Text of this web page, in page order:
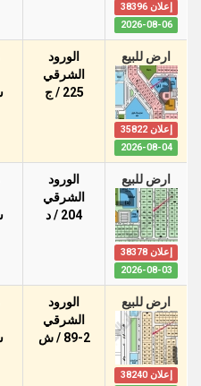
إعلان 38396
2026-08-06
ارض للبيع
إعلان 35822
2026-08-04
الورود
الشرقي
225 / ج
ارض للبيع
إعلان 38378
2026-08-03
الورود
الشرقي
204 / د
ارض للبيع
إعلان 38240
الورود
الشرقي
89-2 / ش